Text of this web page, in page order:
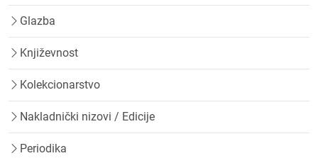
Glazba
Književnost
Kolekcionarstvo
Nakladnički nizovi / Edicije
Periodika